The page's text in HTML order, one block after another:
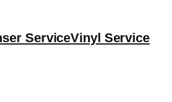
ServiceVinyl Service